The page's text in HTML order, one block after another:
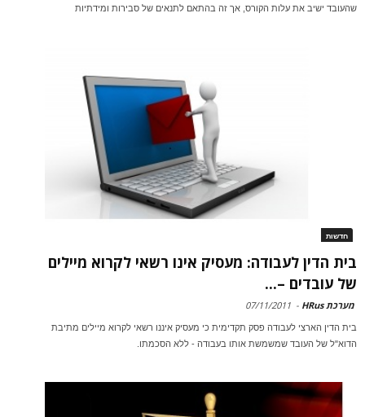
שהעובד ישיב את עלות הקורס, אך זה בהתאם לתנאים של סבירות ומידתיות
חדשות
בית הדין לעבודה: מעסיק אינו רשאי לקרוא מיילים
של עובדים –...
מערכת HRus -
07/11/2011
בית הדין הארצי לעבודה פסק תקדימית כי מעסיק איננו רשאי לקרוא מיילים מתיבת
הדוא"ל של העובד שמשמשת אותו בעבודה - ללא הסכמתו.